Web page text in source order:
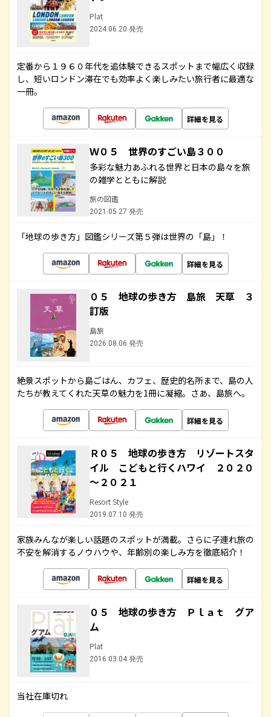
Plat
2024.06.20 発売
定番から１９６０年代を追体験できるスポットまで幅広く収録
し、短いロンドン滞在でも効率よく楽しみたい旅行者に最適な
一冊。
詳細を見る
Ｗ０５ 世界のすごい島３００
多彩な魅力あふれる世界と日本の島々を旅
の雑学とともに解説
旅の図鑑
2021.05.27 発売
「地球の歩き方」図鑑シリーズ第５弾は世界の「島」！
詳細を見る
０５ 地球の歩き方 島旅 天草 ３
訂版
島旅
2026.08.06 発売
絶景スポットから島ごはん、カフェ、歴史的名所まで、島の人
たちが教えてくれた天草の魅力を1冊に凝縮。さあ、島旅へ。
詳細を見る
Ｒ０５ 地球の歩き方 リゾートスタ
イル こどもと行くハワイ ２０２０
～２０２１
Resort Style
2019.07.10 発売
家族みんなが楽しい話題のスポットが満載。さらに子連れ旅の
不安を解消するノウハウや、年齢別の楽しみ方を徹底紹介！
詳細を見る
０５ 地球の歩き方 Ｐｌａｔ グア
ム
Plat
2016.03.04 発売
当社在庫切れ